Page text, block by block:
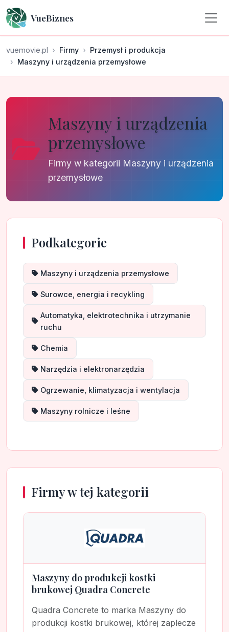
VueBiznes
vuemovie.pl Firmy
Przemysł i produkcja
Maszyny i urządzenia przemysłowe
Maszyny i urządzenia
przemysłowe
Firmy w kategorii Maszyny i urządzenia
przemysłowe
Podkategorie
Maszyny i urządzenia przemysłowe
Surowce, energia i recykling
Automatyka, elektrotechnika i utrzymanie
ruchu
Chemia
Narzędzia i elektronarzędzia
Ogrzewanie, klimatyzacja i wentylacja
Maszyny rolnicze i leśne
Firmy w tej kategorii
Maszyny do produkcji kostki
brukowej Quadra Concrete
Quadra Concrete to marka Maszyny do
produkcji kostki brukowej, której zaplecze